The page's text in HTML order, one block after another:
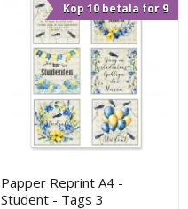
Köp 10 betala för 9
Papper Reprint A4 -
Student - Tags 3